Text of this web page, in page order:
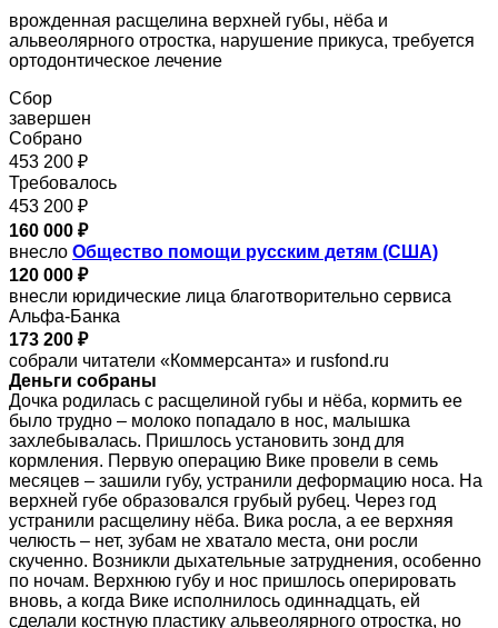
врожденная расщелина верхней губы, нёба и
альвеолярного отростка, нарушение прикуса, требуется
ортодонтическое лечение
Сбор
завершен
Собрано
453 200 ₽
Требовалось
453 200 ₽
160 000 ₽
внесло Общество помощи русским детям (США)
120 000 ₽
внесли юридические лица благотворительно сервиса
Альфа-Банка
173 200 ₽
собрали читатели «Коммерсанта» и rusfond.ru
Деньги собраны
Дочка родилась с расщелиной губы и нёба, кормить ее
было трудно – молоко попадало в нос, малышка
захлебывалась. Пришлось установить зонд для
кормления. Первую операцию Вике провели в семь
месяцев – зашили губу, устранили деформацию носа. На
верхней губе образовался грубый рубец. Через год
устранили расщелину нёба. Вика росла, а ее верхняя
челюсть – нет, зубам не хватало места, они росли
скученно. Возникли дыхательные затруднения, особенно
по ночам. Верхнюю губу и нос пришлось оперировать
вновь, а когда Вике исполнилось одиннадцать, ей
сделали костную пластику альвеолярного отростка, но